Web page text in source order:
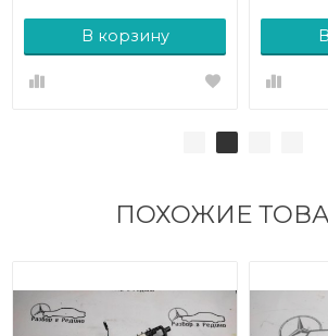
В корзину
ПОХОЖИЕ